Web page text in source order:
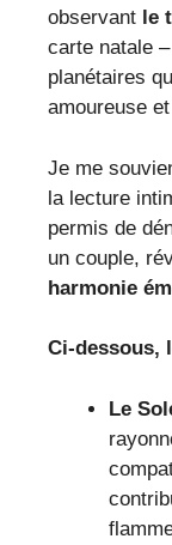
observant le
carte natale
planétaires
amoureuse
Je me
la lecture
permis de
un couple,
harmonie
Ci-dessous,
Le